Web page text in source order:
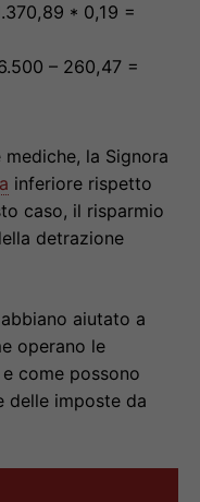
* 0,19 =
– 260,47 =
la Signora
inferiore rispetto
caso, il risparmio
detrazione
aiutato a
operano le
e come possono
delle imposte da